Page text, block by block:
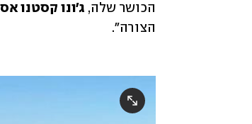
הכושר שלה, ג'ונו קסטנו